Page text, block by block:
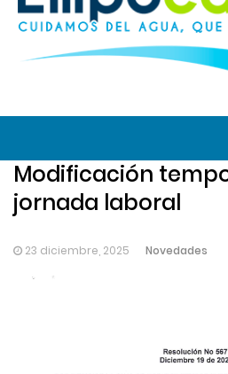
Modificación
jornada laboral
23 diciembre, 2025 Novedades